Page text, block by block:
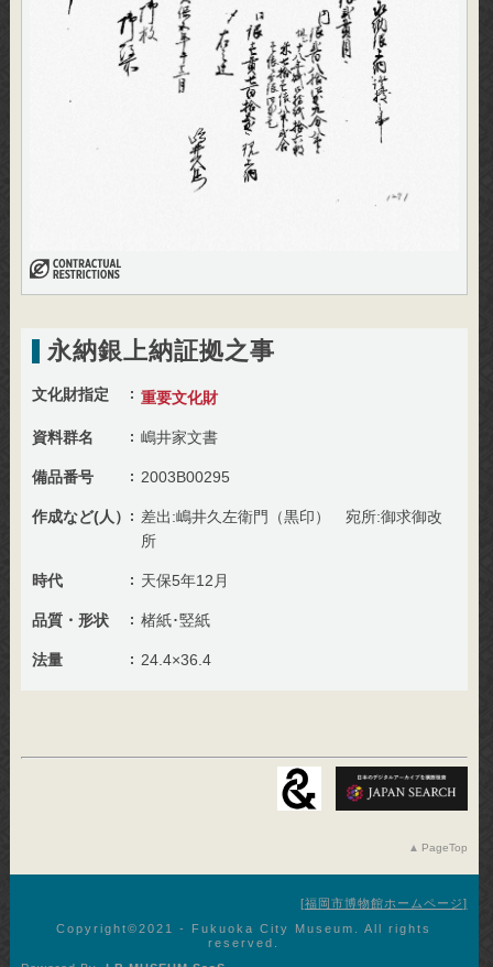
永納銀上納証拠之事
文化財指定 重要文化財
資料群名 嶋井家文書
備品番号 2003B00295
作成など(人）
差出:嶋井久左衛門（黒印） 宛所:御求御改
所
時代 天保5年12月
品質・形状 楮紙･竪紙
法量 24.4×36.4
PageTop
福岡市博物館ホームページ
Copyright©︎2021 - Fukuoka City Museum. All rights
reserved.